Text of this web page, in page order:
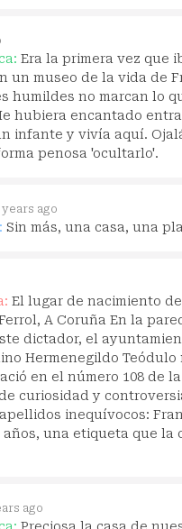
Era la primera vez que
un museo de la vida de
humildes no marcan lo
hubiera encantado
infante y vivía aquí.
penosa 'ocultarlo'.
years ago
Sin más, una casa, una
El lugar de nacimiento
Ferrol, A Coruña En la
dictador, el
Hermenegildo
en el número 108 de
curiosidad y
inequívocos:
una etiqueta que
ago
Preciosa la casa de